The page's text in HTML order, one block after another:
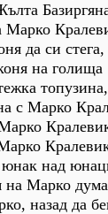
Марко
да си стега,
на голища
топузина,
с Марко
юнак над
на Марко
назад да